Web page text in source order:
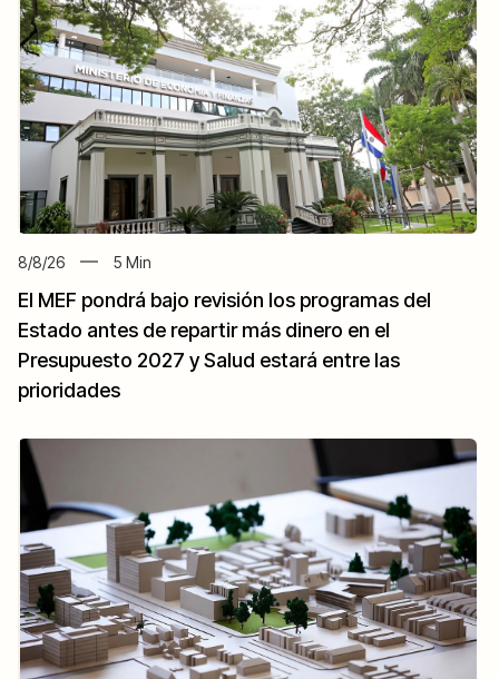
8/8/26 5 Min
El MEF pondrá bajo revisión los programas del
Estado antes de repartir más dinero en el
Presupuesto 2027 y Salud estará entre las
prioridades